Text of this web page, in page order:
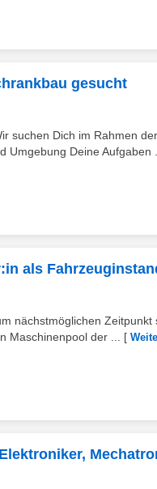
gesucht
suchen Dich im Rahmen
Umgebung Deine Aufgaben ...
als
nächstmöglichen
Maschinenpool der ...
[